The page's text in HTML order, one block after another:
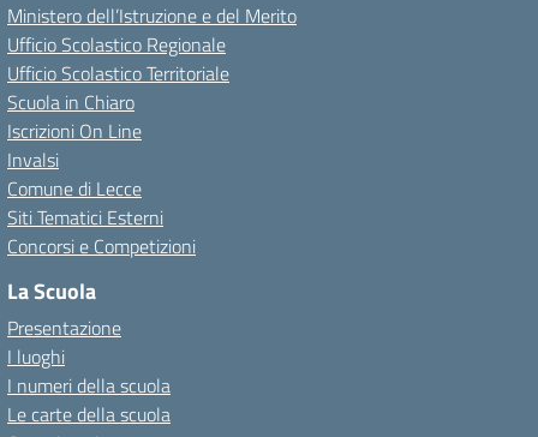
Ministero dell’Istruzione e del Merito
Ufficio Scolastico Regionale
Ufficio Scolastico Territoriale
Scuola in Chiaro
Iscrizioni On Line
Invalsi
Comune di Lecce
Siti Tematici Esterni
Concorsi e Competizioni
La Scuola
Presentazione
I luoghi
I numeri della scuola
Le carte della scuola